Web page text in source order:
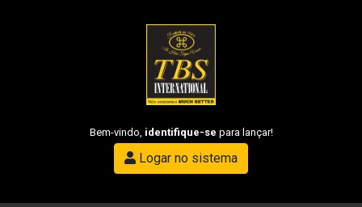
Bem-vindo, identifique-se para lançar!
Logar no sistema